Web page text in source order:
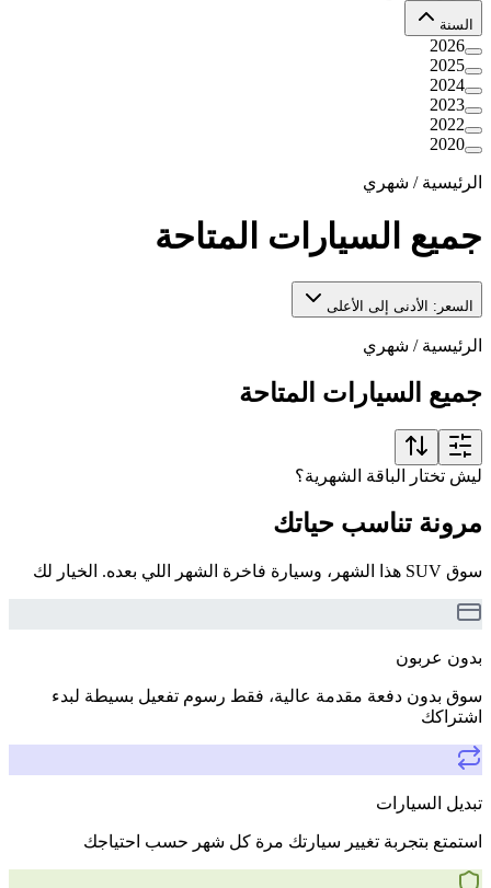
السنة
2026
2025
2024
2023
2022
2020
الرئيسية / شهري
جميع السيارات المتاحة
السعر: الأدنى إلى الأعلى
الرئيسية / شهري
جميع السيارات المتاحة
ليش تختار الباقة الشهرية؟
مرونة تناسب حياتك
سوق SUV هذا الشهر، وسيارة فاخرة الشهر اللي بعده. الخيار لك
بدون عربون
سوق بدون دفعة مقدمة عالية، فقط رسوم تفعيل بسيطة لبدء
اشتراكك
تبديل السيارات
استمتع بتجربة تغيير سيارتك مرة كل شهر حسب احتياجك